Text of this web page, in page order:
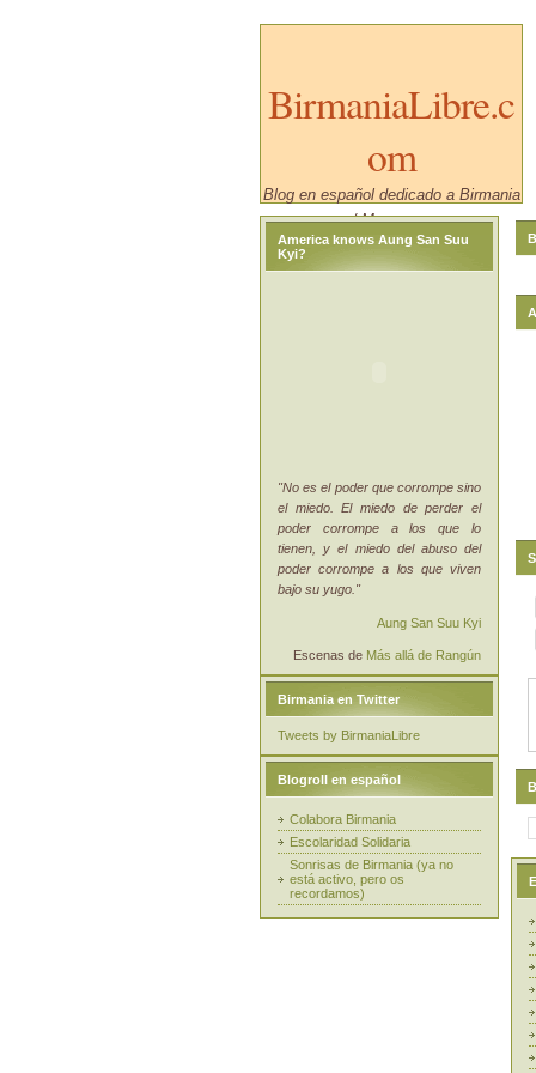
BirmaniaLibre.c
om
Blog en español dedicado a Birmania
/ Myanmar.
America knows Aung San Suu
Kyi?
"No es el poder que corrompe sino
el miedo. El miedo de perder el
poder corrompe a los que lo
tienen, y el miedo del abuso del
poder corrompe a los que viven
bajo su yugo."
Aung San Suu Kyi
Escenas de Más allá de Rangún
Birmania en Twitter
Tweets by BirmaniaLibre
Blogroll en español
Colabora Birmania
Escolaridad Solidaria
Sonrisas de Birmania (ya no
está activo, pero os
recordamos)